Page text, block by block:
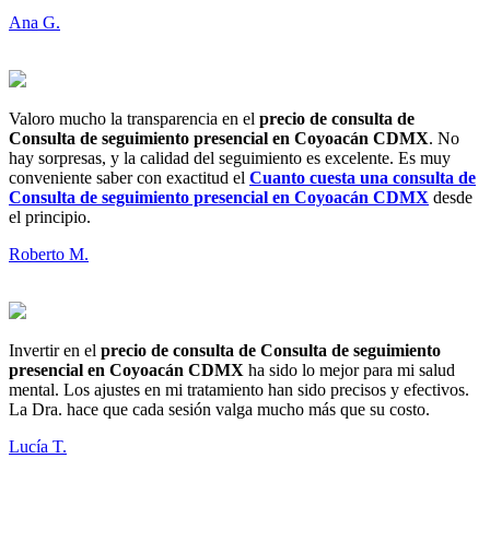
Ana G.
Valoro mucho la transparencia en el precio de consulta de
Consulta de seguimiento presencial en Coyoacán CDMX. No
hay sorpresas, y la calidad del seguimiento es excelente. Es muy
conveniente saber con exactitud el Cuanto cuesta una consulta de
Consulta de seguimiento presencial en Coyoacán CDMX desde
el principio.
Roberto M.
Invertir en el precio de consulta de Consulta de seguimiento
presencial en Coyoacán CDMX ha sido lo mejor para mi salud
mental. Los ajustes en mi tratamiento han sido precisos y efectivos.
La Dra. hace que cada sesión valga mucho más que su costo.
Lucía T.